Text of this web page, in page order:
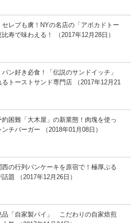
セレブも虜！NYの名店の「アボカドトー
寿で味わえる！ （2017年12月28日）
パン好き必食！「伝説のサンドイッチ」
るトーストサンド専門店 （2017年12月21
約困難「大木屋」の新業態！肉塊を使っ
チバーガー （2018年01月08日）
西の行列パンケーキを原宿で！極厚ぷる
題 （2017年12月26日）
品「自家製パイ」 こだわりの自家焙煎